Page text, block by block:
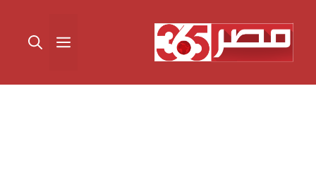
المحتوى القائمة